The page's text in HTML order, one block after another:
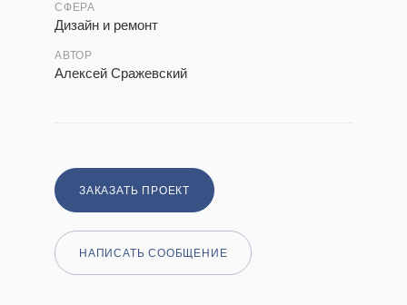
СФЕРА
Дизайн и ремонт
АВТОР
Алексей Сражевский
ЗАКАЗАТЬ ПРОЕКТ
НАПИСАТЬ СООБЩЕНИЕ